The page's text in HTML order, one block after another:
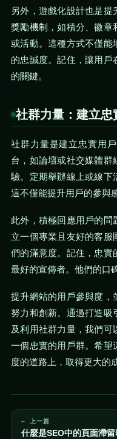
另外，遊戲化設計也是
獎勵機制，如積分、徽章
或活動。這種方式不僅能
的忠誠度。記住，讓用
的關鍵。
社群力量：建立忠
社群力量是建立忠實用
台，如論壇或社交媒體
驗。定期舉辦線上或線下
這不僅能提升用戶的參與
此外，積極回應用戶的
立一個專業且友好的客
們的滿意度。記住，忠實
最好的宣傳者。他們的口
提升網站的用戶參與度，
努力和創新。通過打造吸
及利用社群力量，我們
一個忠實的用戶群。希
度的道路上，取得更大的
← 上一篇
什麼是SEO中的頁面滯留